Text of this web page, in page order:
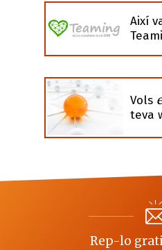
Així
Vols
teva
Rep-lo